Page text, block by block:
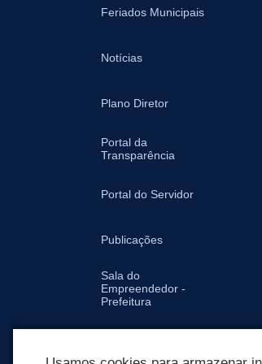
Feriados Municipais
Notícias
Plano Diretor
Portal da
Transparência
Portal do Servidor
Publicações
Sala do
Empreendedor -
Prefeitura